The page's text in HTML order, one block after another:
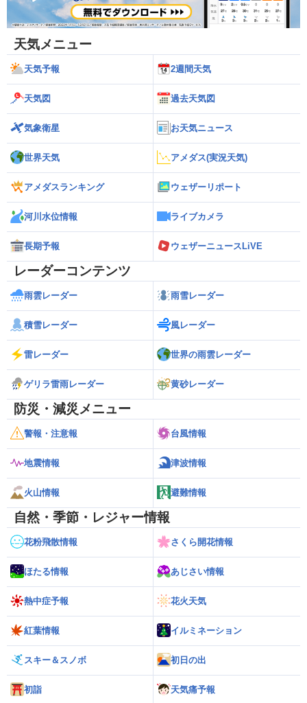
天気メニュー
天気予報 2週間天気
天気図 過去天気図
気象衛星 お天気ニュース
世界天気 アメダス(実況天気)
アメダスランキング ウェザーリポート
河川水位情報 ライブカメラ
長期予報 ウェザーニュースLiVE
レーダーコンテンツ
雨雲レーダー 雨雪レーダー
積雪レーダー 風レーダー
雷レーダー 世界の雨雲レーダー
ゲリラ雷雨レーダー 黄砂レーダー
防災・減災メニュー
警報・注意報 台風情報
地震情報 津波情報
火山情報 避難情報
自然・季節・レジャー情報
花粉飛散情報 さくら開花情報
ほたる情報 あじさい情報
熱中症予報 花火天気
紅葉情報 イルミネーション
スキー＆スノボ 初日の出
初詣 天気痛予報